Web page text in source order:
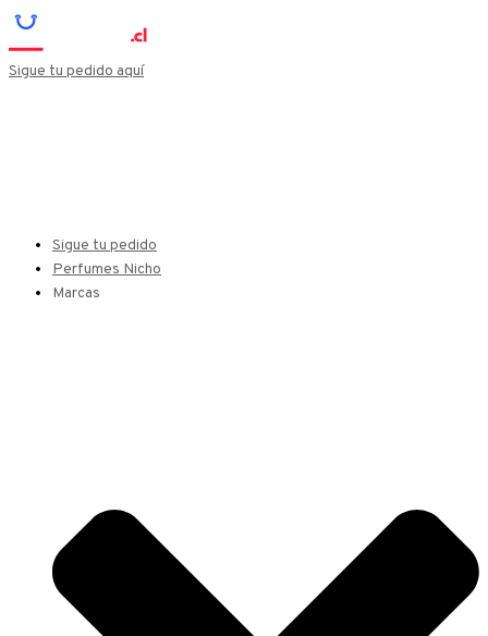
Sigue tu pedido aquí
Sigue tu pedido
Perfumes Nicho
Marcas